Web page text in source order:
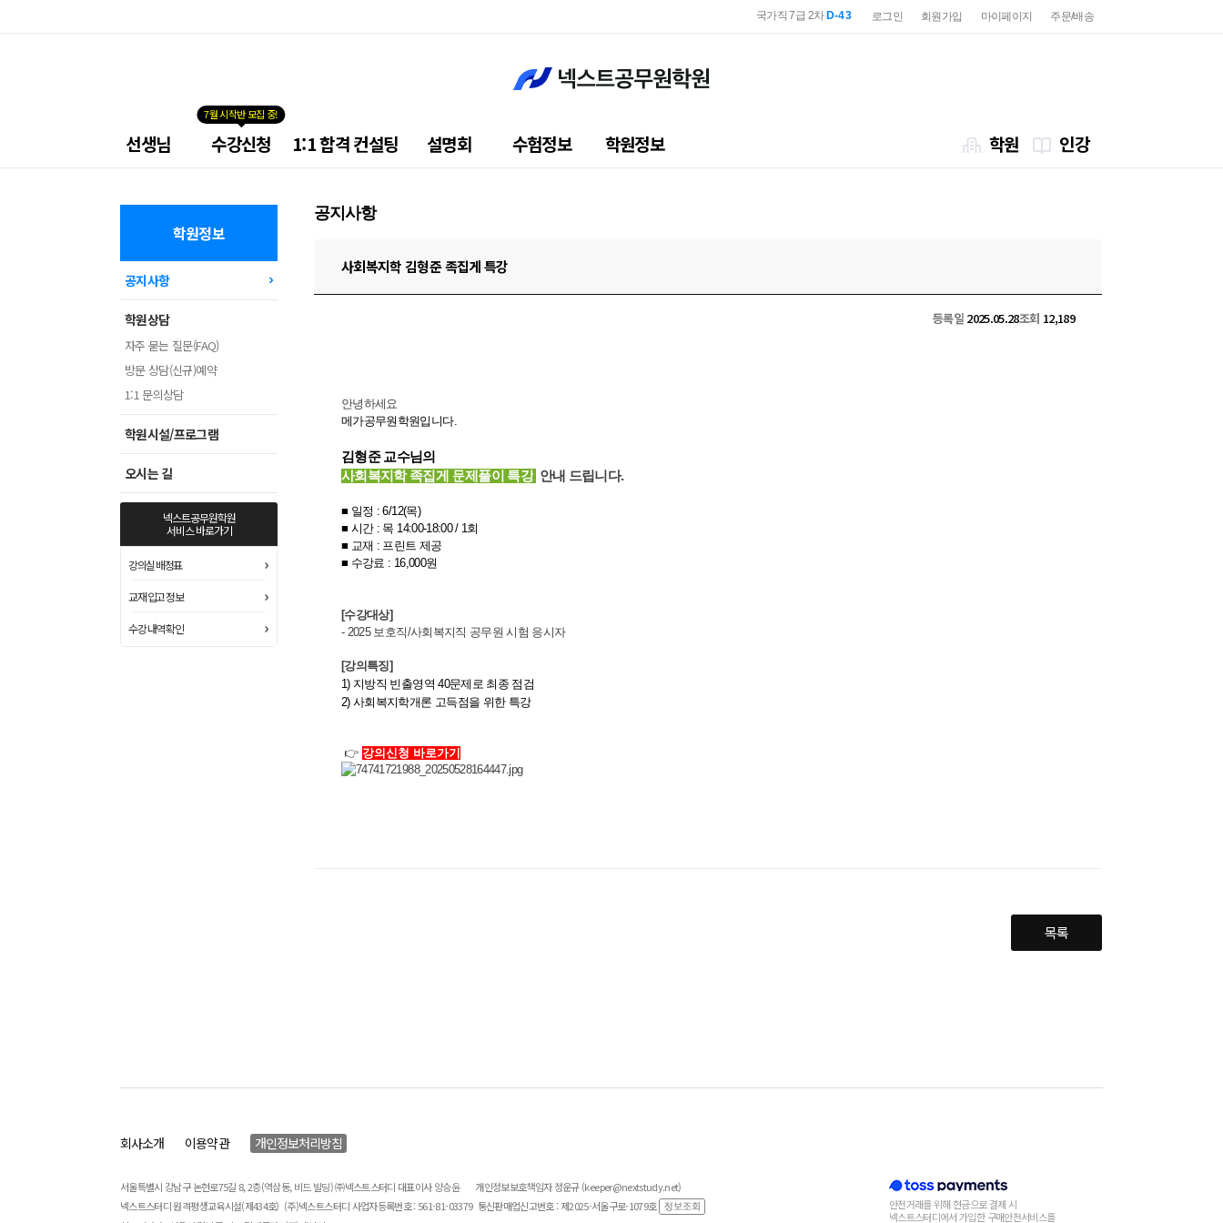
로그인 회원가입 마이페이지 주문/배송
국가직 7급 2차 D-43
선생님
7월 시작반 모집 중!
수강신청 1:1 합격 컨설팅 설명회 수험정보 학원정보 학원 인강
학원정보
공지사항
학원상담
자주 묻는 질문(FAQ)
방문 상담(신규)예약
1:1 문의상담
학원시설/프로그램
오시는 길
넥스트공무원학원
서비스 바로가기
강의실 배정표
교재 입고 정보
수강 내역 확인
공지사항
사회복지학 김형준 족집게 특강
등록일2025.05.28조회 12,189
안녕하세요
메가공무원학원입니다.
김형준 교수님의
사회복지학 족집게 문제풀이 특강 안내 드립니다.
■ 일정 : 6/12(목)
■​ 시간 : 목 14:00-18:00/ 1회
■ 교재 : 프린트 제공
■​ 수강료 : 16,000원
[수강대상]
- 2025 보호직/사회복지직 공무원 시험 응시자
[강의특징]
1) 지방직 빈출영역 40문제로 최종 점검
2) 사회복지학개론 고득점을 위한 특강
👉 강의신청 바로가기
목록
회사소개 이용약관 개인정보처리방침
서울특별시 강남구 논현로75길 8, 2층(역삼동, 비드 빌딩) ㈜넥스트스터디 대표이사 양승윤
개인정보보호책임자 정운규 (keeper@nextstudy.net)
넥스트스터디 원격평생교육시설(제434호) (주)넥스트스터디 사업자등록번호 : 561-81-03379 통신판매업신고번호 : 제2025-서울구로-1079호
안전거래를 위해 현금으로 결제 시
넥스트스터디에서 가입한 구매안전서비스를